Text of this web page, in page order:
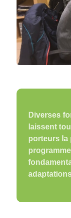
Diverses
laissent
porteurs la